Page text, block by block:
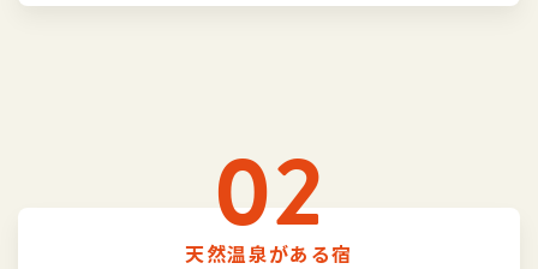
02
天然温泉がある宿